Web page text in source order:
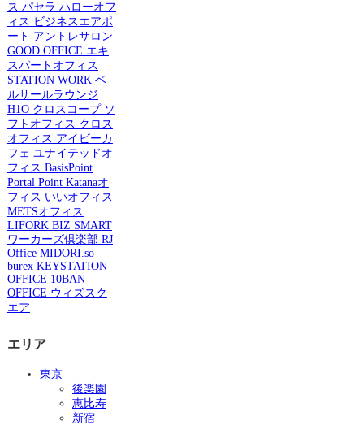
ス パセラ ハローオフ
ィス ビジネスエアポ
ート アントレサロン
GOOD OFFICE エキ
スパートオフィス
STATION WORKベ
ルサールラウンジ
H1Oクロスコープソ
フトオフィス クロス
オフィス アイビーカ
フェ ユナイテッドオ
フィス BasisPoint
Portal PointKatanaオ
フィス いいオフィス
METSオフィス
LIFORKBIZ SMART
ワーカーズ倶楽部RJ
OfficeMIDORI.so
burexKEYSTATION
OFFICE 10BAN
OFFICE ウィズスク
エア
エリア
東京
後楽園
恵比寿
新宿